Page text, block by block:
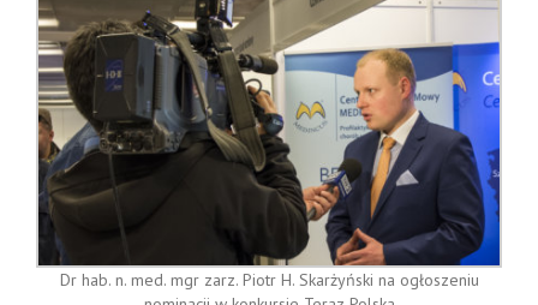
Dr hab. n. med. mgr zarz. Piotr H. Skarżyński na ogłoszeniu